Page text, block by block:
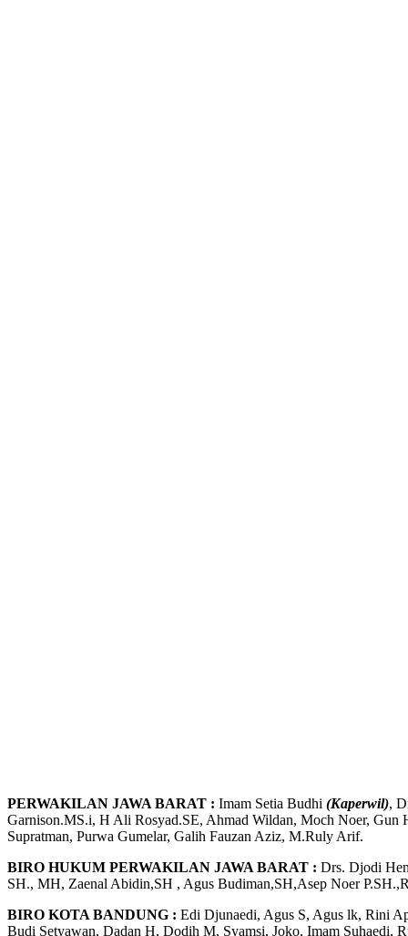
PERWAKILAN JAWA BARAT : Imam Setia Budhi (Kaperwil),
Garnison.MS.i, H Ali Rosyad.SE, Ahmad Wildan, Moch Noer, Gun
Supratman, Purwa Gumelar, Galih Fauzan Aziz, M.Ruly Arif.
BIRO HUKUM PERWAKILAN JAWA BARAT : Drs. Djodi
SH., MH, Zaenal Abidin,SH , Agus Budiman,SH,Asep Noer
BIRO KOTA BANDUNG : Edi Djunaedi, Agus S, Agus lk, Rini
Budi Setyawan, Dadan H, Dodih M, Syamsi, Joko, Imam Suhaedi,